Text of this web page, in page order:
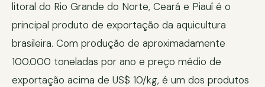
litoral do Rio Grande do Norte, Ceará e Piauí é o
principal produto de exportação da aquicultura
brasileira. Com produção de aproximadamente
100.000 toneladas por ano e preço médio de
exportação acima de US$ 10/kg, é um dos produtos